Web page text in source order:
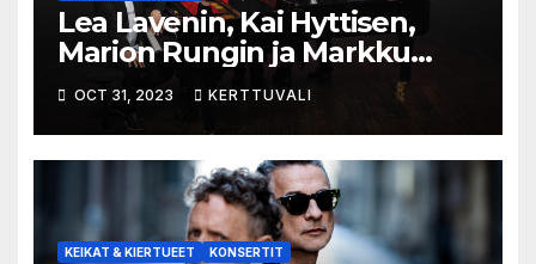
Lea Lavenin, Kai Hyttisen,
Marion Rungin ja Markku
Aron YHDESSÄ-
konserttisalikiertueelle lisää
konsertteja suuren kysynnän
vuoksi!
OCT 31, 2023 KERTTUVALI
KEIKAT & KIERTUEET KONSERTIT